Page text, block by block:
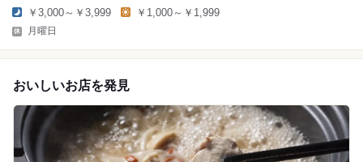
￥3,000～￥3,999 ￥1,000～￥1,999
月曜日
おいしいお店を発見